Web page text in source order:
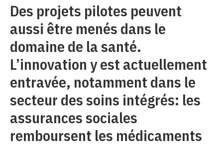
Des projets pilotes peuvent
aussi être menés dans le
domaine de la santé.
L’innovation y est actuellement
entravée, notamment dans le
secteur des soins intégrés: les
assurances sociales
remboursent les médicaments